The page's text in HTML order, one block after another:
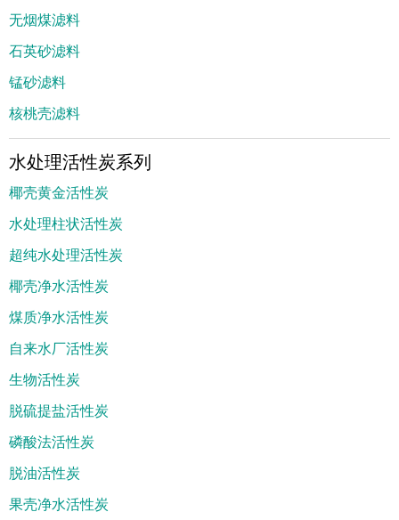
无烟煤滤料
石英砂滤料
锰砂滤料
核桃壳滤料
水处理活性炭系列
椰壳黄金活性炭
水处理柱状活性炭
超纯水处理活性炭
椰壳净水活性炭
煤质净水活性炭
自来水厂活性炭
生物活性炭
脱硫提盐活性炭
磷酸法活性炭
脱油活性炭
果壳净水活性炭